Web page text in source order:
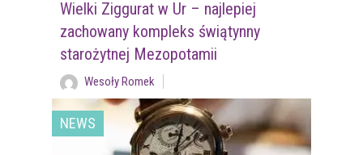
Wielki Ziggurat w Ur – najlepiej
zachowany kompleks świątynny
starożytnej Mezopotamii
Wesoły Romek
NEWS